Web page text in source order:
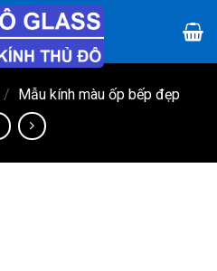
/ Mẫu kính màu ốp bếp đẹp